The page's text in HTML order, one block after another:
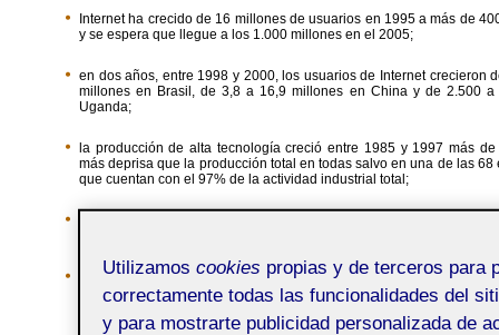
Internet ha crecido de 16 millones de usuarios en 1995 a más de
y se espera que llegue a los 1.000 millones en el 2005;
en dos años, entre 1998 y 2000, los usuarios de Internet crecieron
millones en Brasil, de 3,8 a 16,9 millones en China y de 2.500 a
Uganda;
la producción de alta tecnología creció entre 1985 y 1997 más
más deprisa que la producción total en todas salvo en una de las 68
que cuentan con el 97% de la actividad industrial total;
entre 1992 y 1997 Vietnam redujo en un 60% los casos de malaria
la tasa de muertes por esta enfermedad mediante el desarrollo
Utilizamos cookies propias y de terceros para
correctamente todas las funcionalidades del
y para mostrarte publicidad personalizada de